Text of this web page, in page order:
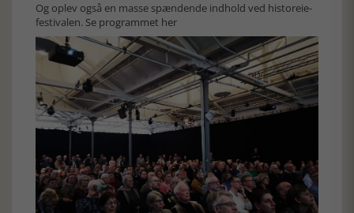
Og oplev også en masse spændende indhold ved historeie-
festivalen. Se programmet her